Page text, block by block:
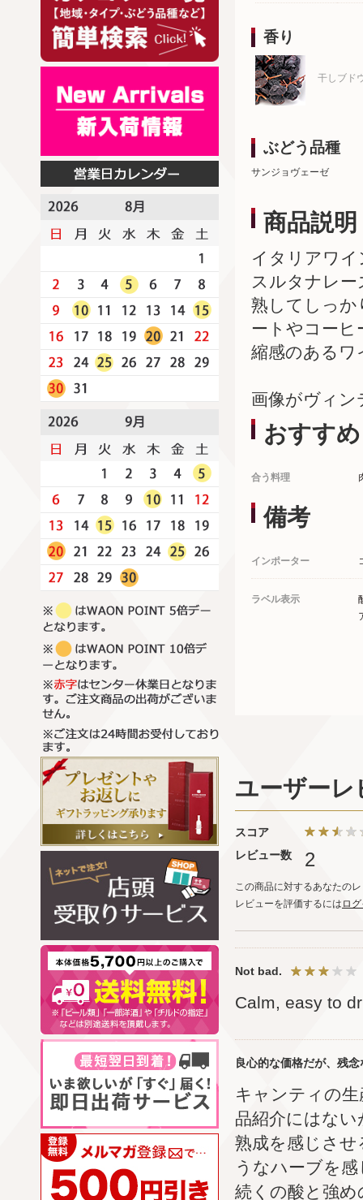
香り
干しブド
ぶどう品種
サンジョヴェーゼ
商品説明
イタリアワ
スルタナレ
熟してしっ
ートやコー
縮感のあるワ
画像がヴィン
おすすめ
合う料理
備考
インポーター
ラベル表示
ユーザーレ
スコア
レビュー数
2
この商品に対するあなたの
レビューを評価するには ロ
Not bad.
Calm, easy to
良心的な価格だが、残
キャンティの
品紹介にはな
熟成を感じさ
うなハーブを
続くの酸と強